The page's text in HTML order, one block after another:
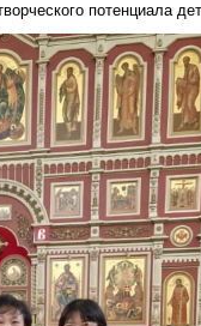
потенциала